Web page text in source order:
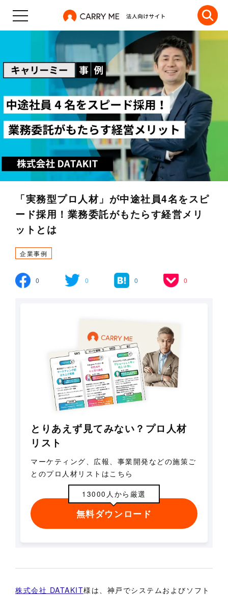
「実務型プロ人材」が中途社員4名をスピ
ード採用！業務委託がもたらす経営メリ
ットとは
企業事例
0 0 0 0
とりあえず見てみない？プロ人材
リスト
マーケティング、広報、事業開発などの施策ご
とのプロ人材リストはこちら
13000人から厳選
無料ダウンロード
株式会社 DATAKIT様は、神戸でシステムおよびソフト